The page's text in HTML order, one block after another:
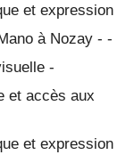
et expression
à Nozay - -
-
et accès aux
et expression